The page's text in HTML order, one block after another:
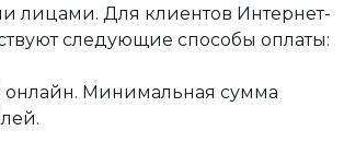
лицами. Для клиентов Интернет-
следующие способы оплаты:
онлайн. Минимальная сумма